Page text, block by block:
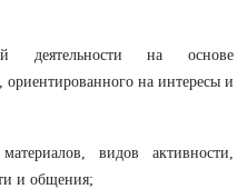
деятельности на основе
ориентированного на интересы и
видов активности,
и общения;